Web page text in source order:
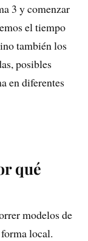
3 y comenzar
el tiempo
también los
posibles
en diferentes
qué
modelos de
local.